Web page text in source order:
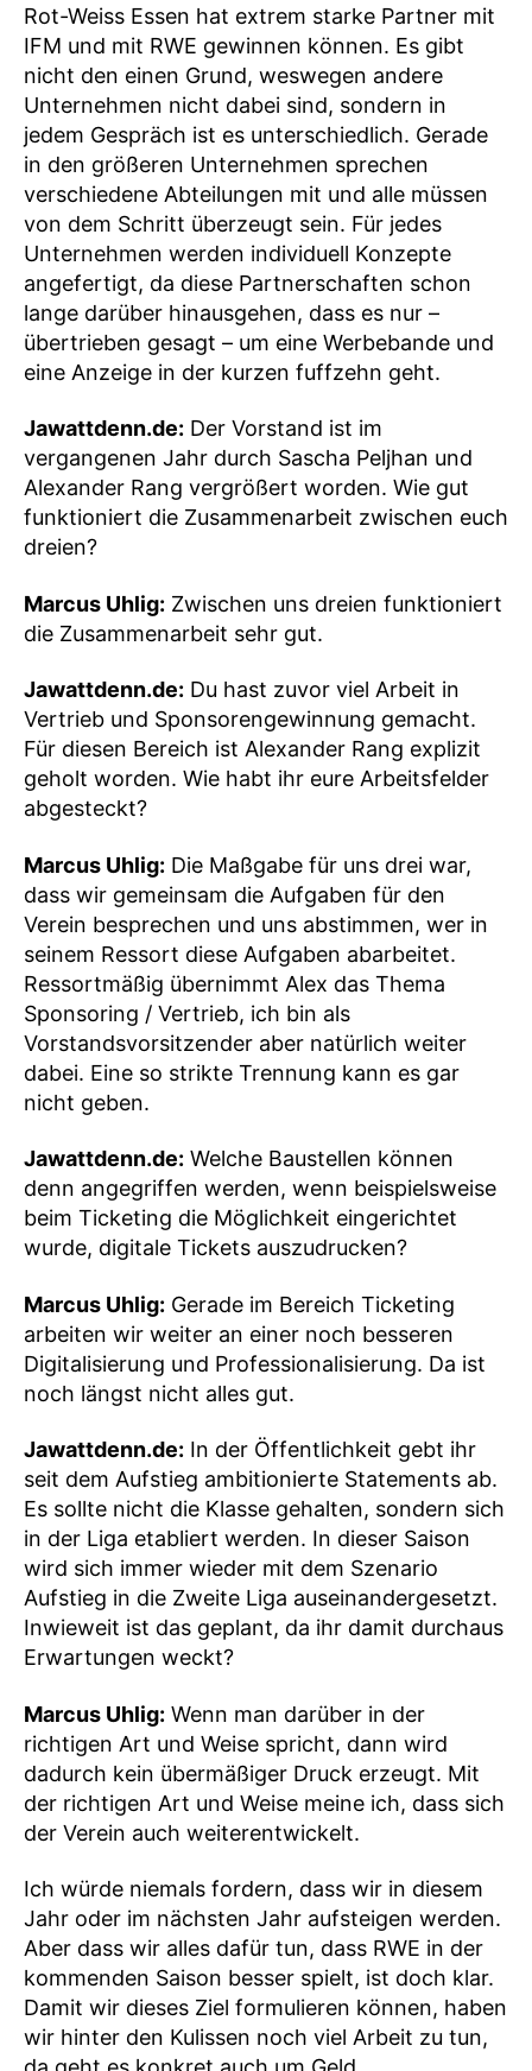
Rot-Weiss Essen hat extrem starke Partner mit
IFM und mit RWE gewinnen können. Es gibt
nicht den einen Grund, weswegen andere
Unternehmen nicht dabei sind, sondern in
jedem Gespräch ist es unterschiedlich. Gerade
in den größeren Unternehmen sprechen
verschiedene Abteilungen mit und alle müssen
von dem Schritt überzeugt sein. Für jedes
Unternehmen werden individuell Konzepte
angefertigt, da diese Partnerschaften schon
lange darüber hinausgehen, dass es nur –
übertrieben gesagt – um eine Werbebande und
eine Anzeige in der kurzen fuffzehn geht.
Jawattdenn.de: Der Vorstand ist im
vergangenen Jahr durch Sascha Peljhan und
Alexander Rang vergrößert worden. Wie gut
funktioniert die Zusammenarbeit zwischen euch
dreien?
Marcus Uhlig: Zwischen uns dreien funktioniert
die Zusammenarbeit sehr gut.
Jawattdenn.de: Du hast zuvor viel Arbeit in
Vertrieb und Sponsorengewinnung gemacht.
Für diesen Bereich ist Alexander Rang explizit
geholt worden. Wie habt ihr eure Arbeitsfelder
abgesteckt?
Marcus Uhlig: Die Maßgabe für uns drei war,
dass wir gemeinsam die Aufgaben für den
Verein besprechen und uns abstimmen, wer in
seinem Ressort diese Aufgaben abarbeitet.
Ressortmäßig übernimmt Alex das Thema
Sponsoring / Vertrieb, ich bin als
Vorstandsvorsitzender aber natürlich weiter
dabei. Eine so strikte Trennung kann es gar
nicht geben.
Jawattdenn.de: Welche Baustellen können
denn angegriffen werden, wenn beispielsweise
beim Ticketing die Möglichkeit eingerichtet
wurde, digitale Tickets auszudrucken?
Marcus Uhlig: Gerade im Bereich Ticketing
arbeiten wir weiter an einer noch besseren
Digitalisierung und Professionalisierung. Da ist
noch längst nicht alles gut.
Jawattdenn.de: In der Öffentlichkeit gebt ihr
seit dem Aufstieg ambitionierte Statements ab.
Es sollte nicht die Klasse gehalten, sondern sich
in der Liga etabliert werden. In dieser Saison
wird sich immer wieder mit dem Szenario
Aufstieg in die Zweite Liga auseinandergesetzt.
Inwieweit ist das geplant, da ihr damit durchaus
Erwartungen weckt?
Marcus Uhlig: Wenn man darüber in der
richtigen Art und Weise spricht, dann wird
dadurch kein übermäßiger Druck erzeugt. Mit
der richtigen Art und Weise meine ich, dass sich
der Verein auch weiterentwickelt.
Ich würde niemals fordern, dass wir in diesem
Jahr oder im nächsten Jahr aufsteigen werden.
Aber dass wir alles dafür tun, dass RWE in der
kommenden Saison besser spielt, ist doch klar.
Damit wir dieses Ziel formulieren können, haben
wir hinter den Kulissen noch viel Arbeit zu tun,